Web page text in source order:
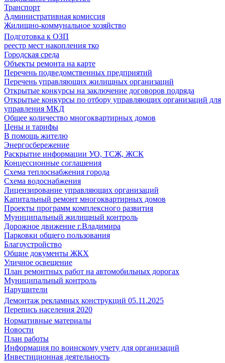
Транспорт
Административная комиссия
Жилищно-коммунальное хозяйство
Подготовка к ОЗП
реестр мест накопления тко
Городская среда
Объекты ремонта на карте
Перечень подведомственных предприятий
Перечень управляющих жилищных организаций
Открытые конкурсы на заключение договоров подряда
Открытые конкурсы по отбору управляющих организаций для
управления МКД
Общее количество многоквартирных домов
Цены и тарифы
В помощь жителю
Энергосбережение
Раскрытие информации УО, ТСЖ, ЖСК
Концессионные соглашения
Схема теплоснабжения города
Схема водоснабжения
Лицензирование управляющих организаций
Капитальный ремонт многоквартирных домов
Проекты программ комплексного развития
Муниципальный жилищный контроль
Дорожное движение г.Владимира
Парковки общего пользования
Благоустройство
Общие документы ЖКХ
Уличное освещение
План ремонтных работ на автомобильных дорогах
Муниципальный контроль
Нарушители
Демонтаж рекламных конструкций 05.11.2025
Перепись населения 2020
Нормативные материалы
Новости
План работы
Информация по воинскому учету для организаций
Инвестиционная деятельность